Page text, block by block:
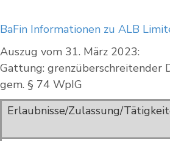
BaFin Informationen zu ALB
Auszug vom 31. März 2023:
Gattung: grenzüberschreitender
gem. § 74 WpIG
Erlaubnisse/Zulassung/